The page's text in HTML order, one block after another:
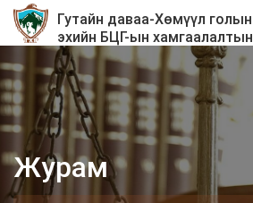
Гутайн даваа-Хөмүүл голын
эхийн БЦГ-ын хамгаалалтын
захиргаа
Журам